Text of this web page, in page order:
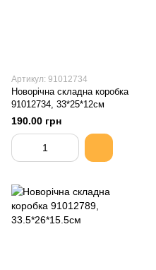
Артикул: 91012734
Новорічна складна коробка
91012734, 33*25*12см
190.00 грн